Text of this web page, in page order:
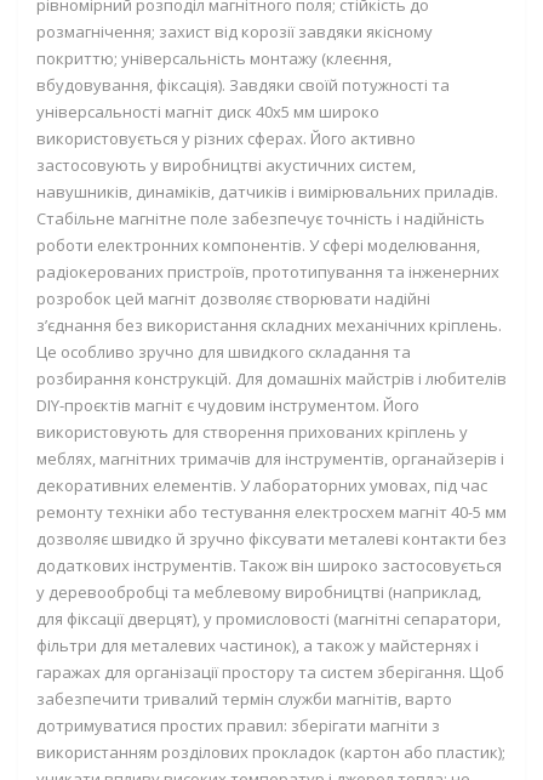
рівномірний розподіл магнітного поля; стійкість до
розмагнічення; захист від корозії завдяки якісному
покриттю; універсальність монтажу (клеєння,
вбудовування, фіксація). Завдяки своїй потужності та
універсальності магніт диск 40х5 мм широко
використовується у різних сферах. Його активно
застосовують у виробництві акустичних систем,
навушників, динаміків, датчиків і вимірювальних приладів.
Стабільне магнітне поле забезпечує точність і надійність
роботи електронних компонентів. У сфері моделювання,
радіокерованих пристроїв, прототипування та інженерних
розробок цей магніт дозволяє створювати надійні
з’єднання без використання складних механічних кріплень.
Це особливо зручно для швидкого складання та
розбирання конструкцій. Для домашніх майстрів і любителів
DIY-проєктів магніт є чудовим інструментом. Його
використовують для створення прихованих кріплень у
меблях, магнітних тримачів для інструментів, органайзерів і
декоративних елементів. У лабораторних умовах, під час
ремонту техніки або тестування електросхем магніт 40-5 мм
дозволяє швидко й зручно фіксувати металеві контакти без
додаткових інструментів. Також він широко застосовується
у деревообробці та меблевому виробництві (наприклад,
для фіксації дверцят), у промисловості (магнітні сепаратори,
фільтри для металевих частинок), а також у майстернях і
гаражах для організації простору та систем зберігання. Щоб
забезпечити тривалий термін служби магнітів, варто
дотримуватися простих правил: зберігати магніти з
використанням розділових прокладок (картон або пластик);